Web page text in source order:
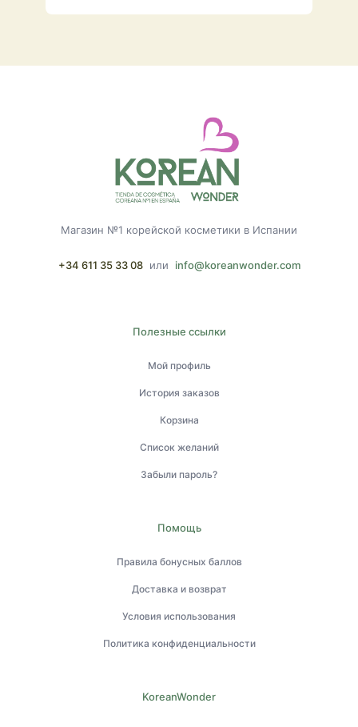
Магазин №1 корейской косметики в Испании
+34 611 35 33 08 или info@koreanwonder.com
Полезные ссылки
Мой профиль
История заказов
Корзина
Список желаний
Забыли пароль?
Помощь
Правила бонусных баллов
Доставка и возврат
Условия использования
Политика конфиденциальности
KoreanWonder